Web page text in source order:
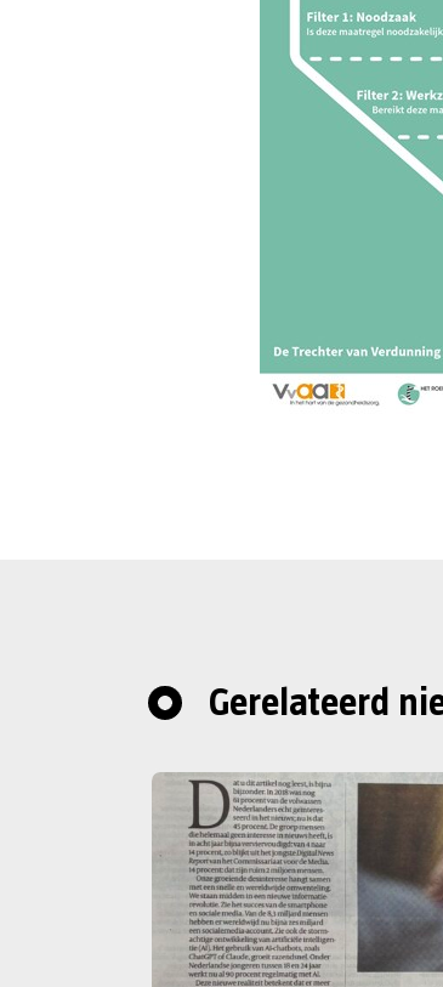
Gerelateerd